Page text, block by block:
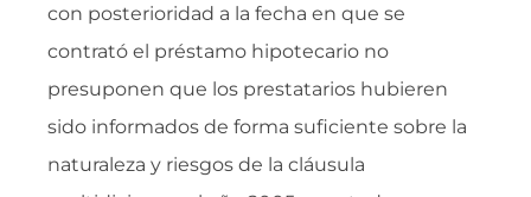
con posterioridad a la fecha en que se
contrató el préstamo hipotecario no
presuponen que los prestatarios hubieren
sido informados de forma suficiente sobre la
naturaleza y riesgos de la cláusula